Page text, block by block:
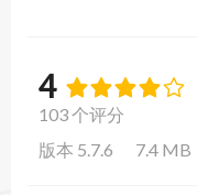
4
103 个评分
版本 5.7.6 7.4 MB